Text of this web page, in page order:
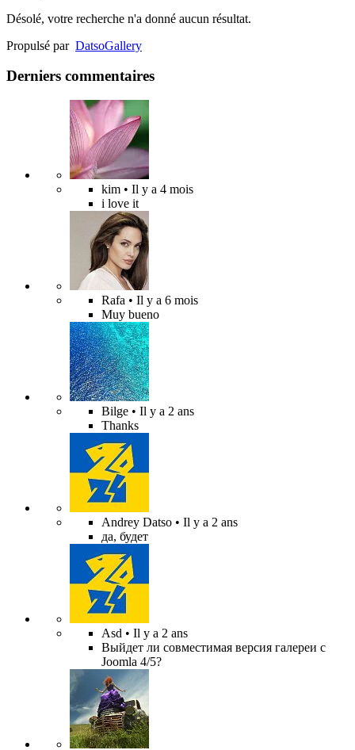
Désolé, votre recherche n'a donné aucun résultat.
Propulsé par DatsoGallery
Derniers commentaires
kim • Il y a 4 mois
i love it
Rafa • Il y a 6 mois
Muy bueno
Bilge • Il y a 2 ans
Thanks
Andrey Datso • Il y a 2 ans
да, будет
Asd • Il y a 2 ans
Выйдет ли совместимая версия галереи с
Joomla 4/5?